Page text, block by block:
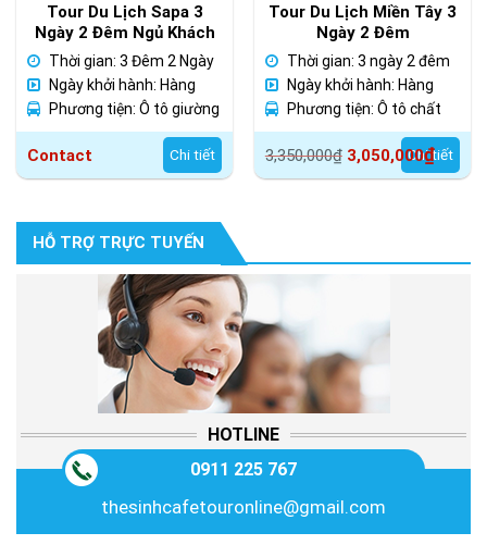
HỖ TRỢ TRỰC TUYẾN
HOTLINE
0911 225 767
thesinhcafetouronline@gmail.com
Tour Du Lịch Sapa 3
Ngày 2 Đêm Ngủ Khách
Sạn Giá Rẻ 2025
Thời gian: 3 Đêm 2 Ngày
Ngày khởi hành: Hàng
ngày
Phương tiện: Ô tô giường
năm
Contact Chi tiết
Tour Du Lịch Miền Tây 3
Ngày 2 Đêm
Thời gian: 3 ngày 2 đêm
Ngày khởi hành: Hàng
ngày
Phương tiện: Ô tô chất
lượng cao
3,350,000₫
Giá
gốc
3,050,000₫
Giá
hiện
3,050,000₫.
Chi tiết